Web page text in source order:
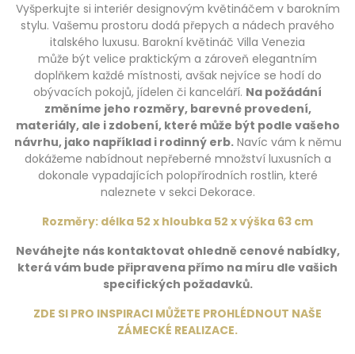
Vyšperkujte si interiér designovým květináčem v barokním
stylu. Vašemu prostoru dodá přepych a nádech pravého
italského luxusu. Barokní květináč Villa Venezia
může být velice praktickým a zároveň elegantním
doplňkem každé místnosti, avšak nejvíce se hodí do
obývacích pokojů, jídelen či kanceláří. Na požádání
změníme jeho rozměry, barevné provedení,
materiály, ale i zdobení, které může být podle vašeho
návrhu, jako například i rodinný erb.Navíc vám k němu
dokážeme nabídnout nepřeberné množství luxusních a
dokonale vypadajících polopřírodních rostlin, které
naleznete v sekci Dekorace.
Rozměry: délka 52 x hloubka 52 x výška 63 cm
Neváhejte nás kontaktovat ohledně cenové nabídky,
která vám bude připravena přímo na míru dle vašich
specifických požadavků.
ZDE SI PRO INSPIRACI MŮŽETE PROHLÉDNOUT NAŠE
ZÁMECKÉ REALIZACE.